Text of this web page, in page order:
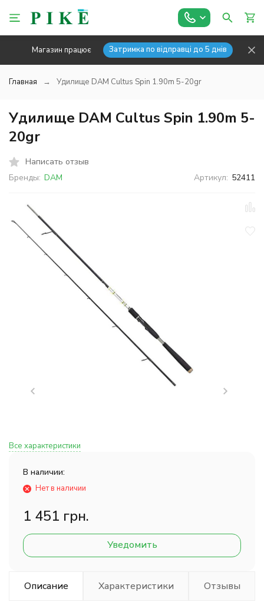
Магазин працює Затримка по відправці до 5 днів
Главная Удилище DAM Cultus Spin 1.90m 5-20gr
Удилище DAM Cultus Spin 1.90m 5-
20gr
Написать отзыв
Бренды: DAM Артикул: 52411
Все характеристики
В наличии:
Нет в наличии
1 451 грн.
Уведомить
Описание Характеристики Отзывы